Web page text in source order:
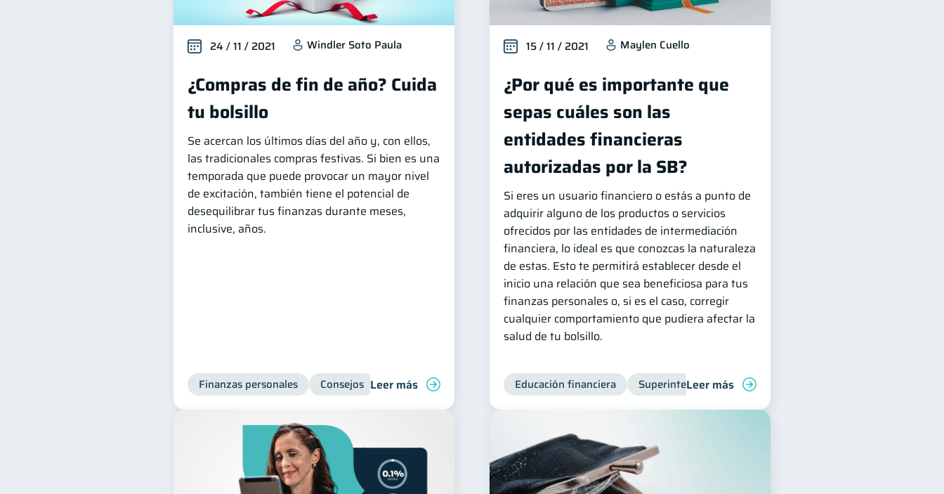
24 / 11 / 2021 Windler Soto Paula
¿Compras de fin de año? Cuida
tu bolsillo
Se acercan los últimos días del año y, con ellos,
las tradicionales compras festivas. Si bien es una
temporada que puede provocar un mayor nivel
de excitación, también tiene el potencial de
desequilibrar tus finanzas durante meses,
inclusive, años.
Finanzas personales Consejos Leer más
15 / 11 / 2021 Maylen Cuello
¿Por qué es importante que
sepas cuáles son las
entidades financieras
autorizadas por la SB?
Si eres un usuario financiero o estás a punto de
adquirir alguno de los productos o servicios
ofrecidos por las entidades de intermediación
financiera, lo ideal es que conozcas la naturaleza
de estas. Esto te permitirá establecer desde el
inicio una relación que sea beneficiosa para tus
finanzas personales o, si es el caso, corregir
cualquier comportamiento que pudiera afectar la
salud de tu bolsillo.
Educación financiera Superintendencia de Bancos
Leer más